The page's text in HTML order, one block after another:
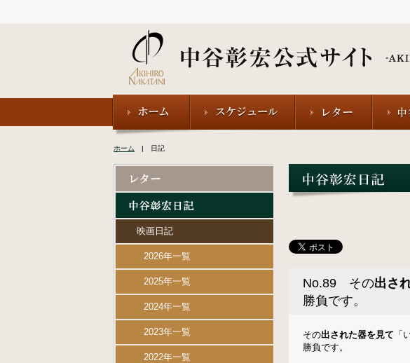
ホーム | 日記
No.89 その出さ
勝負です。
その出された器を見て 「
勝負です。
映画日記
2026年一覧
2025年一覧
2024年一覧
2023年一覧
2022年一覧